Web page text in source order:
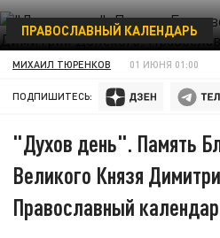
ПРАВОСЛАВНЫЙ КАЛЕНДАРЬ
МИХАИЛ ТЮРЕНКОВ 01 ИЮНЯ 01:00
ПОДПИШИТЕСЬ:
"Духов день". Память
Великого Князя
Православный